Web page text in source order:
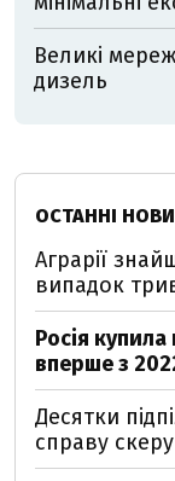
Великі
дизель
ОСТАННІ
Аграрії
випадок
Росія купила
вперше з
Десятки
справу